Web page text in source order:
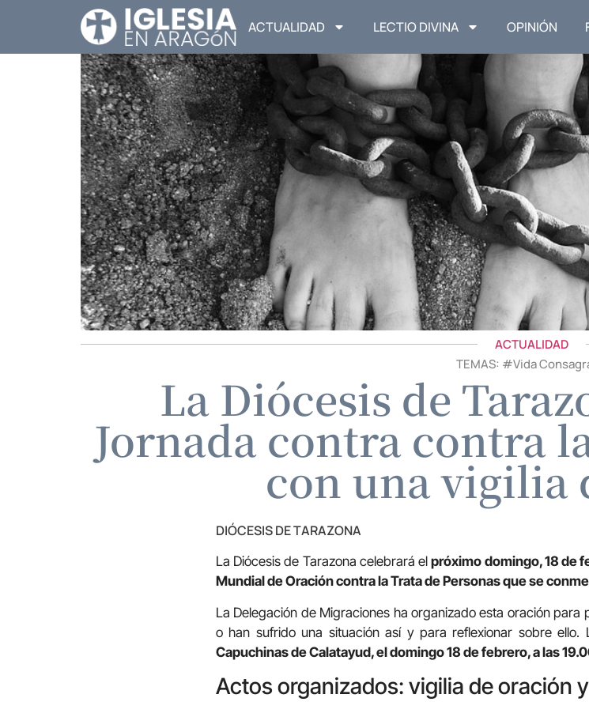
ACTUALIDAD LECTIO DIVINA OPINIÓN
ACTUALIDAD
TEMAS: #Vida
La Diócesis de
Jornada contra contra
con una vigilia
DIÓCESIS DE TARAZONA
La Diócesis de Tarazona celebrará elpróximo domingo, 18 de
Mundial de Oración contra la Trata de Personas que se
La Delegación de Migraciones ha organizado esta oración
o han sufrido una situación así y para reflexionar sobre ello.
Capuchinas de Calatayud, el domingo 18 de febrero, a las
Actos organizados: vigilia de oración